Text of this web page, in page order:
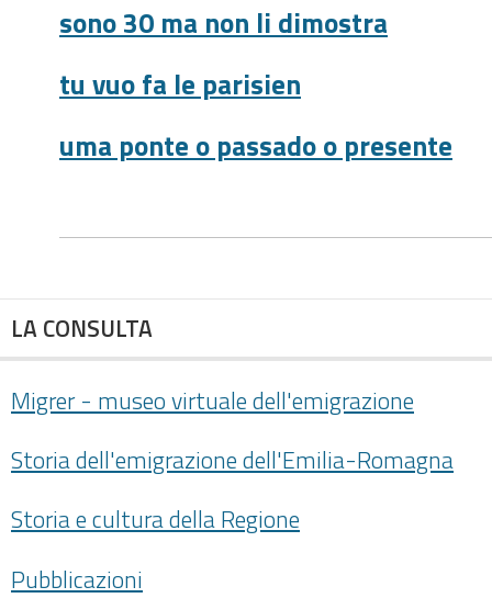
sono 30 ma non li dimostra
tu vuo fa le parisien
uma ponte o passado o presente
LA CONSULTA
Migrer - museo virtuale dell'emigrazione
Storia dell'emigrazione dell'Emilia-Romagna
Storia e cultura della Regione
Pubblicazioni